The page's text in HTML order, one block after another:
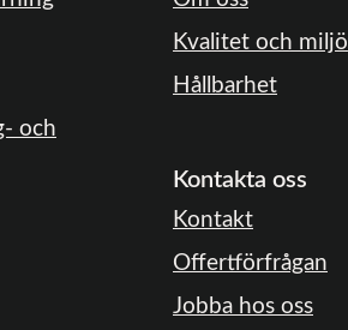
och
Kvalitet och miljö
Hållbarhet
Kontakta oss
Kontakt
Offertförfrågan
Jobba hos oss